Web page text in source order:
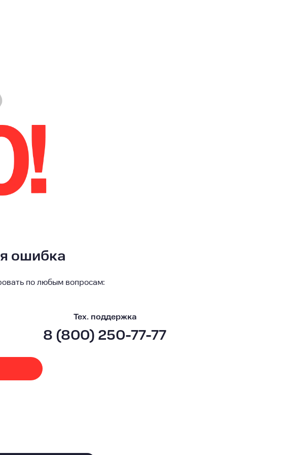
ошибка
по любым вопросам:
Тех. поддержка
8 (800) 250-77-77